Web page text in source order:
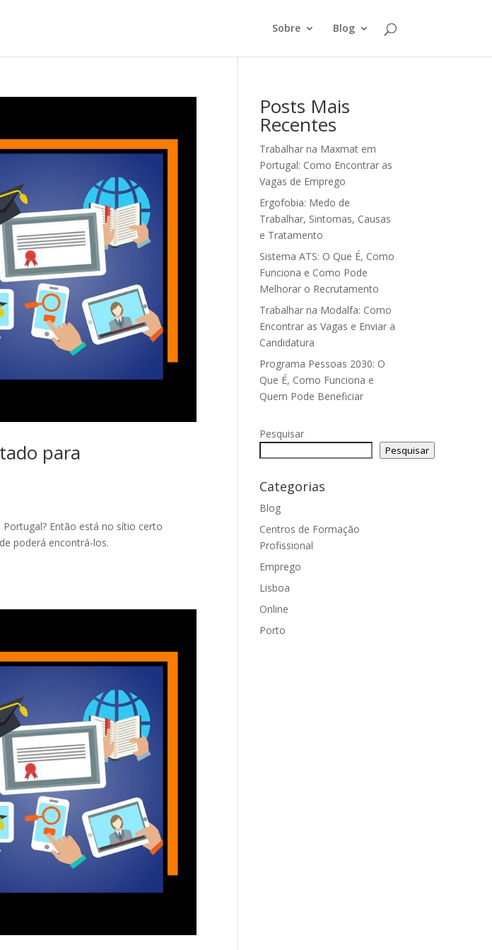
Sobre Blog
para
Então está no sítio certo
poderá encontrá-los.
Posts Mais
Recentes
Trabalhar na Maxmat em
Portugal: Como Encontrar as
Vagas de Emprego
Ergofobia: Medo de
Trabalhar, Sintomas, Causas
e Tratamento
Sistema ATS: O Que É, Como
Funciona e Como Pode
Melhorar o Recrutamento
Trabalhar na Modalfa: Como
Encontrar as Vagas e Enviar a
Candidatura
Programa Pessoas 2030: O
Que É, Como Funciona e
Quem Pode Beneficiar
Pesquisar
Pesquisar
Categorias
Blog
Centros de Formação
Profissional
Emprego
Lisboa
Online
Porto